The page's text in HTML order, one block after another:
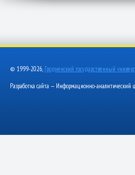
© 1999-2026, Гродненский государственный
Разработка сайта — Информационно-аналитический